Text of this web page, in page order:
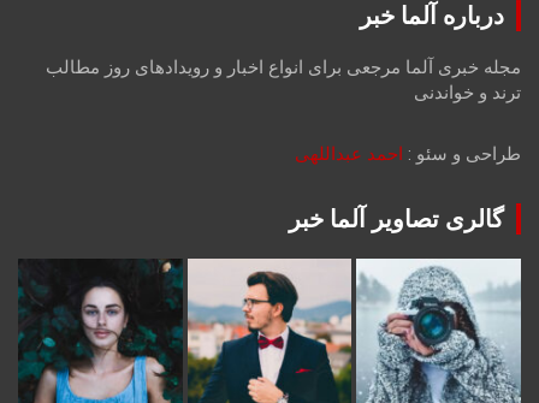
درباره آلما خبر
مجله خبری آلما مرجعی برای انواع اخبار و رویدادهای روز مطالب
ترند و خواندنی
طراحی و سئو : احمد عبداللهی
گالری تصاویر آلما خبر